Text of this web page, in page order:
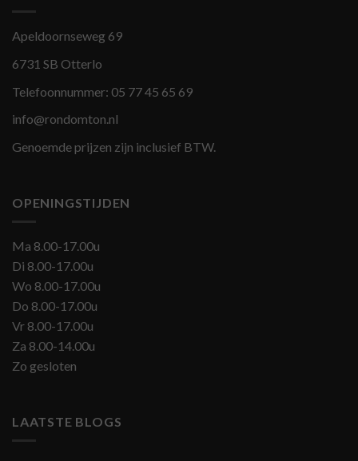
Apeldoornseweg 69
6731 SB Otterlo
Telefoonnummer: 05 77 45 65 69
info@rondomton.nl
Genoemde prijzen zijn inclusief BTW.
OPENINGSTIJDEN
Ma 8.00-17.00u
Di 8.00-17.00u
Wo 8.00-17.00u
Do 8.00-17.00u
Vr 8.00-17.00u
Za 8.00-14.00u
Zo gesloten
LAATSTE BLOGS